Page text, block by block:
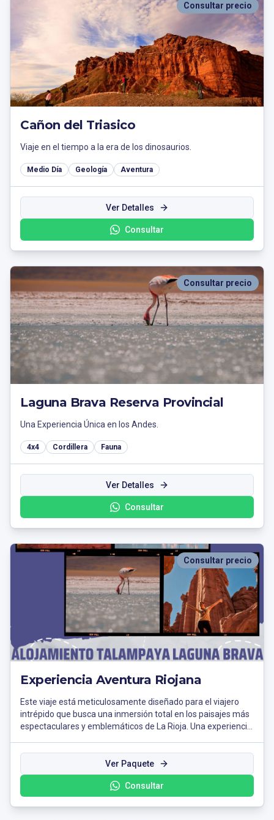
Consultar precio
Cañon del Triasico
Viaje en el tiempo a la era de los dinosaurios.
Medio Día Geología Aventura
Ver Detalles
Consultar
Consultar precio
Laguna Brava Reserva Provincial
Una Experiencia Única en los Andes.
4x4 Cordillera Fauna
Ver Detalles
Consultar
Consultar precio
Experiencia Aventura Riojana
Este viaje está meticulosamente diseñado para el viajero
intrépido que busca una inmersión total en los paisajes más
espectaculares y emblemáticos de La Rioja. Una experiencia
las aventuras más demandadas en el corazón de la Puna y
el Parque Nacional Talampaya. * Ideal para: Exploradores,
amantes de la fotografía de naturaleza y quienes buscan un
desafío en los Andes riojanos. Itinerario Sugerido de tu
Experiencia: Día 1: Villa Unión - Puerta a la Aventura. Llegada
Ver Paquete
Consultar